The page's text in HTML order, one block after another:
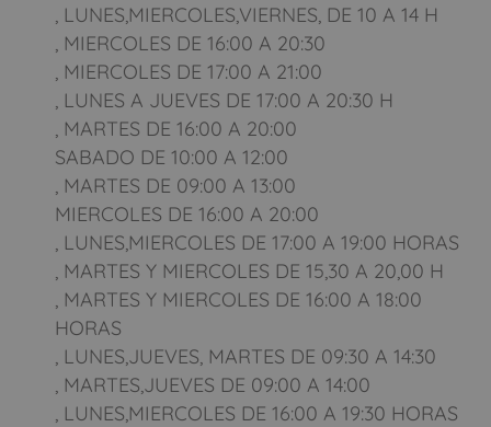
, LUNES,MIERCOLES,VIERNES, DE 10 A 14 H
, MIERCOLES DE 16:00 A 20:30
, MIERCOLES DE 17:00 A 21:00
, LUNES A JUEVES DE 17:00 A 20:30 H
, MARTES DE 16:00 A 20:00
SABADO DE 10:00 A 12:00
, MARTES DE 09:00 A 13:00
MIERCOLES DE 16:00 A 20:00
, LUNES,MIERCOLES DE 17:00 A 19:00 HORAS
, MARTES Y MIERCOLES DE 15,30 A 20,00 H
, MARTES Y MIERCOLES DE 16:00 A 18:00
HORAS
, LUNES,JUEVES, MARTES DE 09:30 A 14:30
, MARTES,JUEVES DE 09:00 A 14:00
, LUNES,MIERCOLES DE 16:00 A 19:30 HORAS